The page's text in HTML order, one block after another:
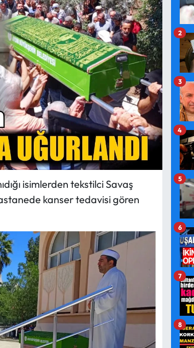
isimlerden tekstilci Savaş
kanser tedavisi gören
2
3
4
5
6
7
8